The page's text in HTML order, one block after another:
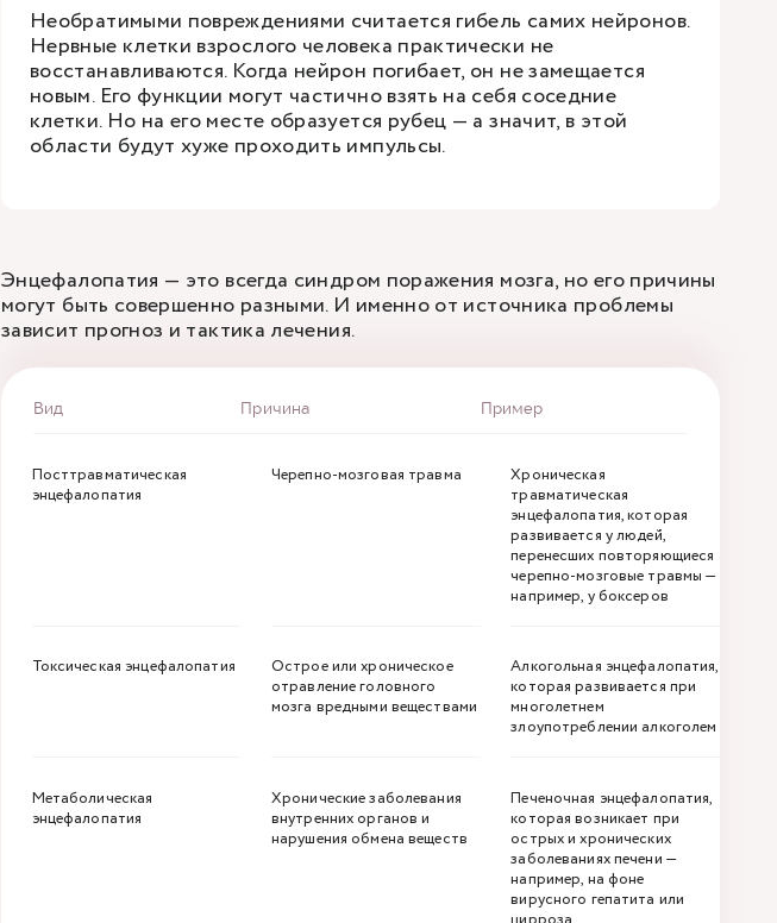
Необратимыми повреждениями считается гибель самих нейронов.
Нервные клетки взрослого человека практически не
восстанавливаются. Когда нейрон погибает, он не замещается
новым. Его функции могут частично взять на себя соседние
клетки. Но на его месте образуется рубец — а значит, в этой
области будут хуже проходить импульсы.
Энцефалопатия — это всегда синдром поражения мозга, но его причины
могут быть совершенно разными. И именно от источника проблемы
зависит прогноз и тактика лечения.
Вид Причина Пример
Посттравматическая
энцефалопатия
Черепно-мозговая травма
Хроническая
травматическая
энцефалопатия, которая
развивается у людей,
перенесших повторяющиеся
черепно-мозговые травмы —
например, у боксеров
Токсическая энцефалопатия
Острое или хроническое
отравление головного
мозга вредными веществами
Алкогольная энцефалопатия,
которая развивается при
многолетнем
злоупотреблении алкоголем
Метаболическая
энцефалопатия
Хронические заболевания
внутренних органов и
нарушения обмена веществ
Печеночная энцефалопатия,
которая возникает при
острых и хронических
заболеваниях печени —
например, на фоне
вирусного гепатита или